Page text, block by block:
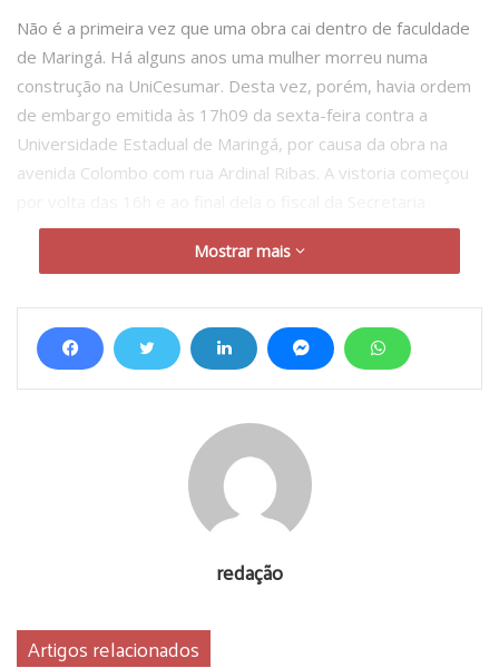
Não é a primeira vez que uma obra cai dentro de faculdade
de Maringá. Há alguns anos uma mulher morreu numa
construção na UniCesumar. Desta vez, porém, havia ordem
de embargo emitida às 17h09 da sexta-feira contra a
Universidade Estadual de Maringá, por causa da obra na
avenida Colombo com rua Ardinal Ribas. A vistoria começou
Municipal de Fazenda determinou a paralisação imediata dos
trabalhos até que fossem realizada sua regularização
O não cumprimento do embargo acarretará auto de infração
e a emissão de nova notificação por reincidência. Foi dado
sem a devida licença, com possibilidade de demolição sem
comunicado, e ontem foi emitida multa de R$ 16 mil. (inf
laje desaba
Mostrar mais
redação
Artigos relacionados